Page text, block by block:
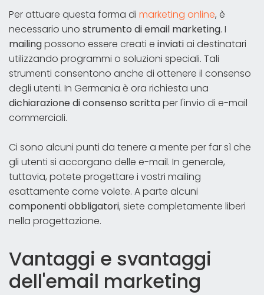
Per attuare questa forma di marketing online, è
necessario uno strumento di email marketing. I
mailingpossono essere creati e inviatiai destinatari
utilizzando programmi o soluzioni speciali. Tali
strumenti consentono anche di ottenere il consenso
degli utenti. In Germania è ora richiesta una
dichiarazione di consenso scrittaper l'invio di e-mail
commerciali.
Ci sono alcuni punti da tenere a mente per far sì che
gli utenti si accorgano delle e-mail. In generale,
tuttavia, potete progettare i vostri mailing
esattamente come volete. A parte alcuni
componenti obbligatori, siete completamente liberi
nella progettazione.
Vantaggi e svantaggi
dell'email marketing